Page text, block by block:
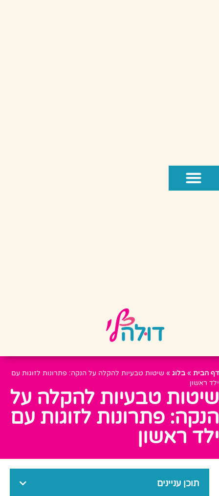
דף הבית » בלוג » שיטות טבעיות להקלה על הנקה: פתרונות לזוגות עם
ילד ראשון
שיטות טבעיות להקלה על
הנקה: פתרונות לזוגות עם
ילד ראשון
תוכן עניינים